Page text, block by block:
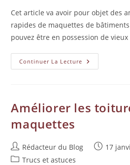
Cet article va avoir pour objet des
rapides de maquettes de
pouvez être en possession de
Continuer La Lecture
Améliorer les
maquettes
Rédacteur du Blog
17
Trucs et astuces